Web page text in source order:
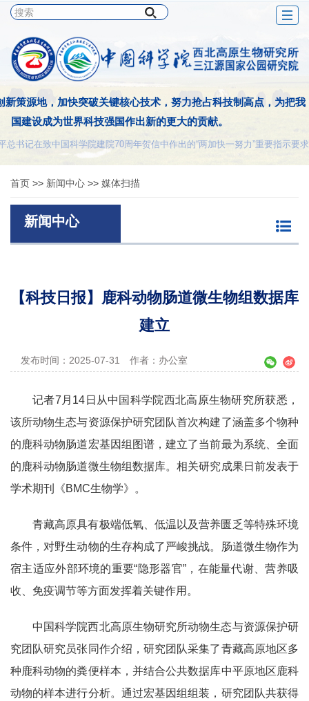
新策源地，加快突破关键核心技术，努力抢占科技制高点，为把我
国建设成为世界科技强国作出新的更大的贡献。
书记在致中国科学院建院70周年贺信中作出的“两加快一努力”重要指示要求
首页 >> 新闻中心 >> 媒体扫描
新闻中心
【科技日报】鹿科动物肠道微生物组数据库
建立
发布时间：2025-07-31 作者：办公室
记者7月14日从中国科学院西北高原生物研究所获悉，
该所动物生态与资源保护研究团队首次构建了涵盖多个物种
的鹿科动物肠道宏基因组图谱，建立了当前最为系统、全面
的鹿科动物肠道微生物组数据库。相关研究成果日前发表于
学术期刊《BMC生物学》。
青藏高原具有极端低氧、低温以及营养匮乏等特殊环境
条件，对野生动物的生存构成了严峻挑战。肠道微生物作为
宿主适应外部环境的重要“隐形器官”，在能量代谢、营养吸
收、免疫调节等方面发挥着关键作用。
中国科学院西北高原生物研究所动物生态与资源保护研
究团队研究员张同作介绍，研究团队采集了青藏高原地区多
种鹿科动物的粪便样本，并结合公共数据库中平原地区鹿科
动物的样本进行分析。通过宏基因组组装，研究团队共获得